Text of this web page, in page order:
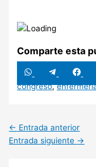
Comparte esta
Compartir
en
WhatsApp
Compartir
en
Telegram
en
congreso,
← Entrada anterior
Entrada siguiente →